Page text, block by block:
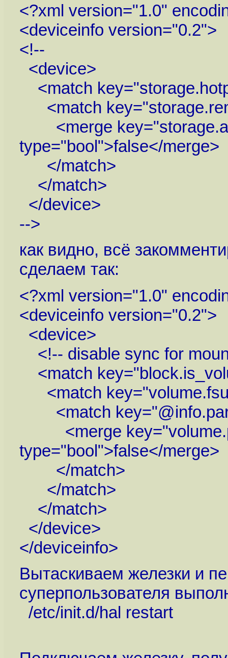
<?xml version="1.0"
<deviceinfo version="0.2">
<!--
<device>
<match
<match
<merge
type="bool">false</merge>
</match>
</match>
</device>
-->
как видно, всё
сделаем так:
<?xml version="1.0"
<deviceinfo version="0.2">
<device>
<!-- disable sync for
<match
<match
<match
<merge
type="bool">false</merge>
</match>
</match>
</match>
</device>
</deviceinfo>
Вытаскиваем железки и
суперпользователя
/etc/init.d/hal restart